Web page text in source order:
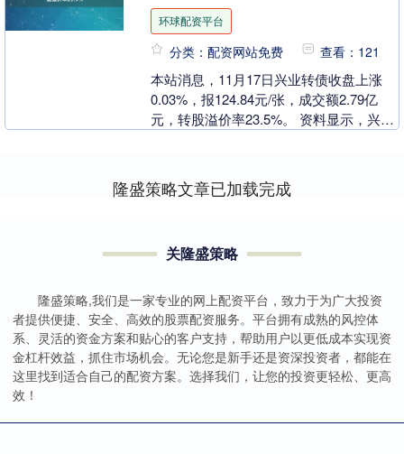
环球配资平台
分类：配资网站免费 查看：121
本站消息，11月17日兴业转债收盘上涨
0.03%，报124.84元/张，成交额2.79亿
元，转股溢价率23.5%。 资料显示，兴业
隆盛策略文章已加载完成
关隆盛策略
隆盛策略,我们是一家专业的网上配资平台，致力于为广大投资
者提供便捷、安全、高效的股票配资服务。平台拥有成熟的风控体
系、灵活的资金方案和贴心的客户支持，帮助用户以更低成本实现资
金杠杆效益，抓住市场机会。无论您是新手还是资深投资者，都能在
这里找到适合自己的配资方案。选择我们，让您的投资更轻松、更高
效！